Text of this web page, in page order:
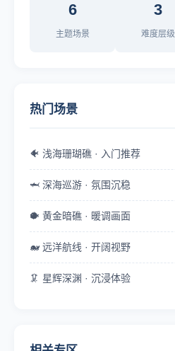
6
主题场景
3
难度层级
热门场景
🐠 浅海珊瑚礁 · 入门推荐
🦈 深海巡游 · 氛围沉稳
🐡 黄金暗礁 · 暖调画面
🐋 远洋航线 · 开阔视野
🦑 星辉深渊 · 沉浸体验